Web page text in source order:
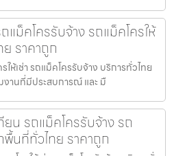
ม็คโครรับจ้าง รถแม็คโครให้
ราคาถูก
ห้เช่า รถแม็คโครรับจ้าง บริการทั่วไทย
งานที่มีประสบการณ์ และ มื
ยน รถแม็คโครรับจ้าง รถ
พื้นที่ทั่วไทย ราคาถูก